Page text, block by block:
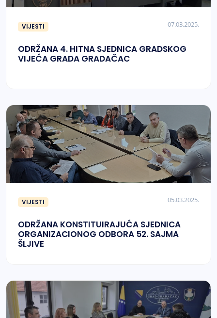
VIJESTI 07.03.2025.
ODRŽANA 4. HITNA SJEDNICA GRADSKOG
VIJEĆA GRADA GRADAČAC
VIJESTI 05.03.2025.
ODRŽANA KONSTITUIRAJUĆA SJEDNICA
ORGANIZACIONOG ODBORA 52. SAJMA
ŠLJIVE